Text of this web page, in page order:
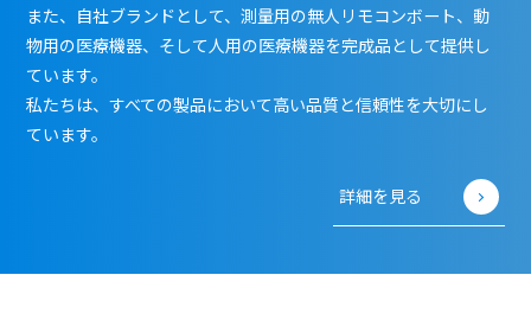
また、自社ブランドとして、測量用の無人リモコンボート、動
物用の医療機器、そして人用の医療機器を完成品として提供し
ています。
私たちは、すべての製品において高い品質と信頼性を大切にし
ています。
詳細を見る